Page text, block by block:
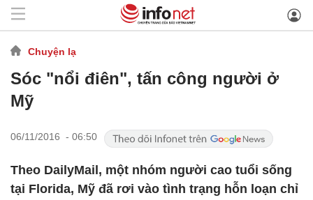
Chuyện lạ
Sóc "nổi điên", tấn công người ở
Mỹ
06/11/2016 - 06:50
Theo DailyMail, một nhóm người cao tuổi sống
tại Florida, Mỹ đã rơi vào tình trạng hỗn loạn chỉ